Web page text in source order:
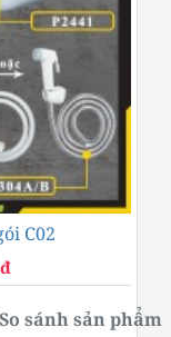
C02
So sánh sản phẩm